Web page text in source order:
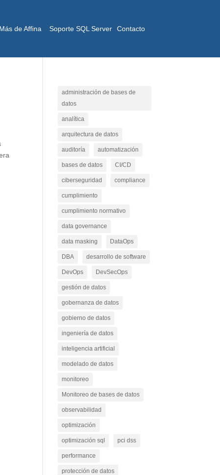
Más de Affina Soporte SQL Server Contacto
administración de bases de
datos
analítica
arquitectura de datos
auditoría automatización
bases de datos CI/CD
ciberseguridad compliance
cumplimiento
cumplimiento normativo
data governance
data masking DataOps
DBA desarrollo de software
DevOps DevSecOps
gestión de datos
gobernanza de datos
gobierno de datos
ingeniería de datos
inteligencia artificial
modelado de datos
monitoreo
Monitoreo de bases de datos
observabilidad
optimización
optimización sql pci dss
performance
protección de datos